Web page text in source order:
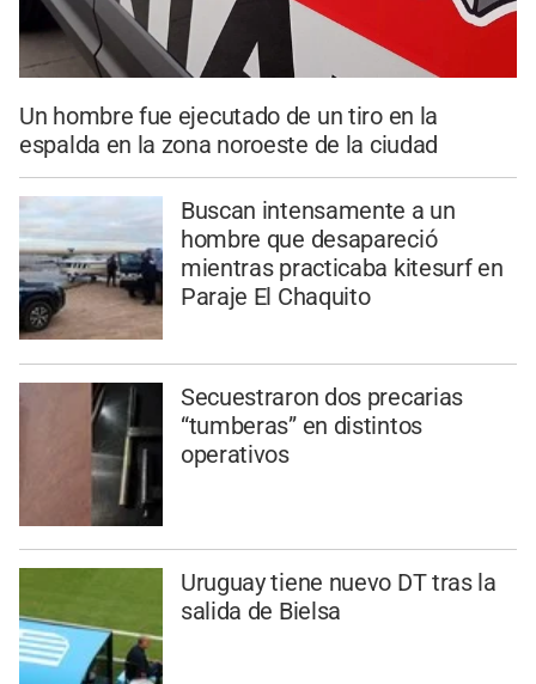
Un hombre fue ejecutado de un tiro en la
espalda en la zona noroeste de la ciudad
Buscan intensamente a un
hombre que desapareció
mientras practicaba kitesurf en
Paraje El Chaquito
Secuestraron dos precarias
“tumberas” en distintos
operativos
Uruguay tiene nuevo DT tras la
salida de Bielsa